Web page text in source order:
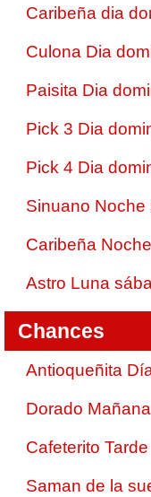
Caribeña dia
Culona Dia
Paisita Dia
Pick 3 Dia
Pick 4 Dia
Sinuano
Caribeña
Astro Luna
Chances
Antioqueñita
Dorado Mañana
Cafeterito Tarde
Saman de la